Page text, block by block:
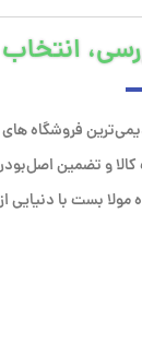
انتخاب
فروشگاه
بازگشت کالا و
بست با دنیایی از